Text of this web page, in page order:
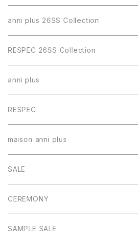
anni plus 26SS Collection
RESPEC 26SS Collection
anni plus
トップス
スカート
パンツ
ワンピース
アウター
RESPEC
トップス
スカート
パンツ
アウター
maison anni plus
ワンピース
SALE
CEREMONY
SAMPLE SALE